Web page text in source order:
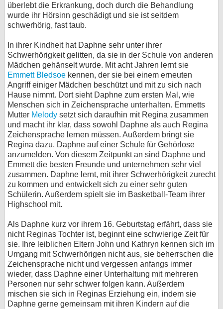
überlebt die Erkrankung, doch durch die Behandlung
wurde ihr Hörsinn geschädigt und sie ist seitdem
schwerhörig, fast taub.
In ihrer Kindheit hat Daphne sehr unter ihrer
Schwerhörigkeit gelitten, da sie in der Schule von anderen
Mädchen gehänselt wurde. Mit acht Jahren lernt sie
Emmett Bledsoe kennen, der sie bei einem erneuten
Angriff einiger Mädchen beschützt und mit zu sich nach
Hause nimmt. Dort sieht Daphne zum ersten Mal, wie
Menschen sich in Zeichensprache unterhalten. Emmetts
Mutter Melody setzt sich daraufhin mit Regina zusammen
und macht ihr klar, dass sowohl Daphne als auch Regina
Zeichensprache lernen müssen. Außerdem bringt sie
Regina dazu, Daphne auf einer Schule für Gehörlose
anzumelden. Von diesem Zeitpunkt an sind Daphne und
Emmett die besten Freunde und unternehmen sehr viel
zusammen. Daphne lernt, mit ihrer Schwerhörigkeit zurecht
zu kommen und entwickelt sich zu einer sehr guten
Schülerin. Außerdem spielt sie im Basketball-Team ihrer
Highschool mit.
Als Daphne kurz vor ihrem 16. Geburtstag erfährt, dass sie
nicht Reginas Tochter ist, beginnt eine schwierige Zeit für
sie. Ihre leiblichen Eltern John und Kathryn kennen sich im
Umgang mit Schwerhörigen nicht aus, sie beherrschen die
Zeichensprache nicht und vergessen anfangs immer
wieder, dass Daphne einer Unterhaltung mit mehreren
Personen nur sehr schwer folgen kann. Außerdem
mischen sie sich in Reginas Erziehung ein, indem sie
Daphne gerne gemeinsam mit ihren Kindern auf die
Forum
bei Facebook
Kontakt
Nutzungsbedingungen
Datenschutz
Cookie-Einstellungen
Impressum
Desktop-Ansicht